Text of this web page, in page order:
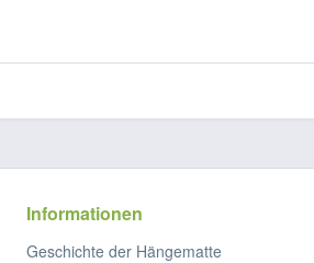
Informationen
Geschichte der Hängematte